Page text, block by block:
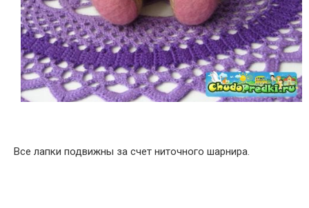
Все лапки подвижны за счет ниточного шарнира.